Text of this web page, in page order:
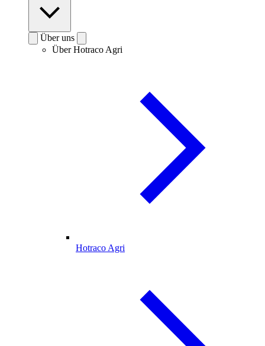
Über uns
Über Hotraco Agri
Hotraco Agri